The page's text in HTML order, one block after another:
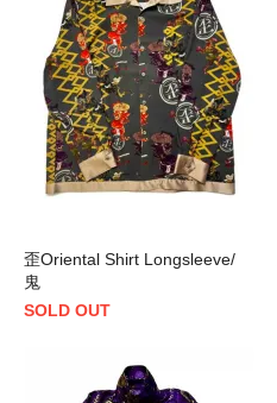
歪Oriental Shirt Longsleeve/
鬼
SOLD OUT